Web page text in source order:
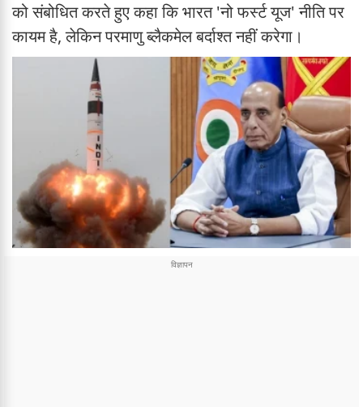
को संबोधित करते हुए कहा कि भारत 'नो फर्स्ट यूज' नीति पर
कायम है, लेकिन परमाणु ब्लैकमेल बर्दाश्त नहीं करेगा।